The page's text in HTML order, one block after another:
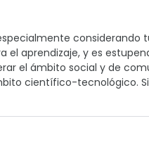
considerando
aprendizaje, y es
el ámbito social y de
científico-tecnológico.